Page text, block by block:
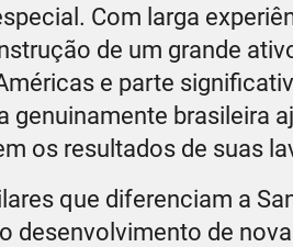
Com larga
de um grande
e parte
genuinamente brasileira
os resultados de suas
que diferenciam a
desenvolvimento de